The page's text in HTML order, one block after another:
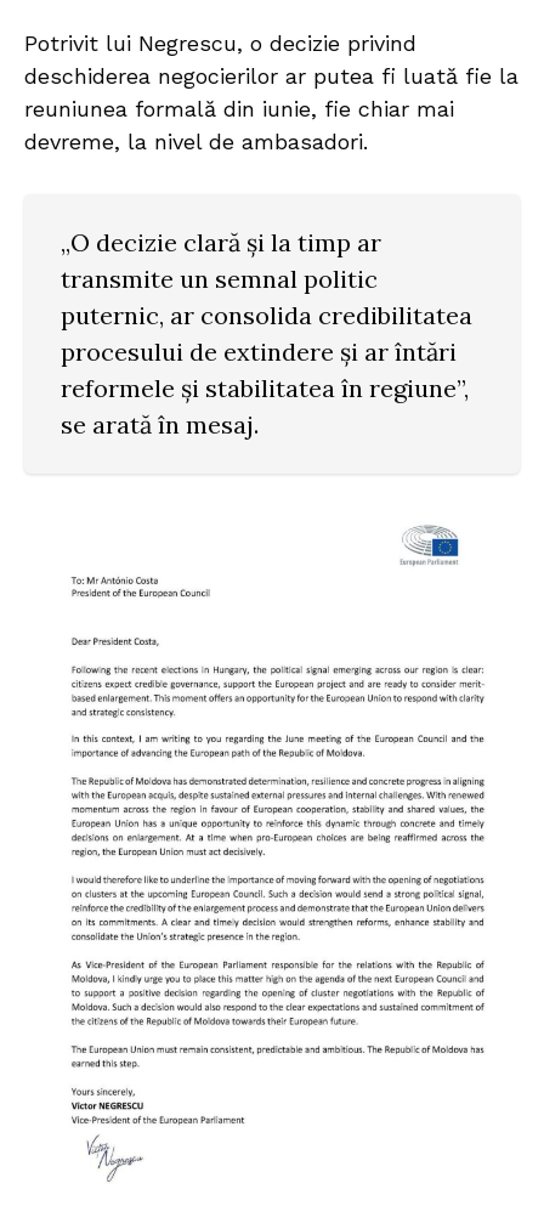
Potrivit lui Negrescu, o decizie privind
deschiderea negocierilor ar putea fi luată fie la
reuniunea formală din iunie, fie chiar mai
devreme, la nivel de ambasadori.
„O decizie clară și la timp ar
transmite un semnal politic
puternic, ar consolida credibilitatea
procesului de extindere și ar întări
reformele și stabilitatea în regiune”,
se arată în mesaj.